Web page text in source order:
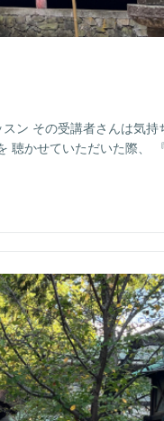
ン その受講者さんは気持
聴かせていただいた際、